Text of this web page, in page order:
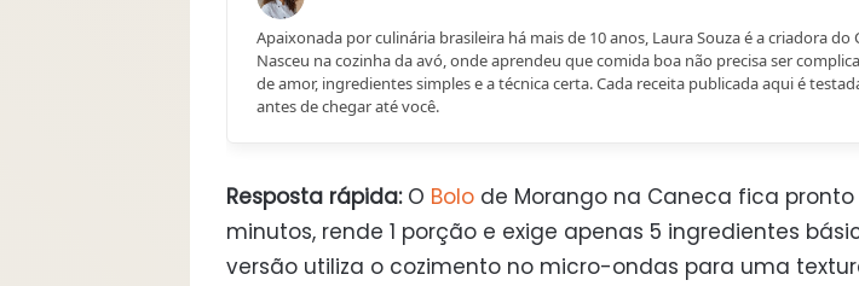
Apaixonada por culinária brasileira há mais de 10 anos, Laura Souza é a criadora do
Nasceu na cozinha da avó, onde aprendeu que comida boa não precisa ser
de amor, ingredientes simples e a técnica certa. Cada receita publicada aqui é
antes de chegar até você.
Resposta rápida:O Bolo de Morango na Caneca fica pronto
minutos, rende 1 porção e exige apenas 5 ingredientes
versão utiliza o cozimento no micro-ondas para uma